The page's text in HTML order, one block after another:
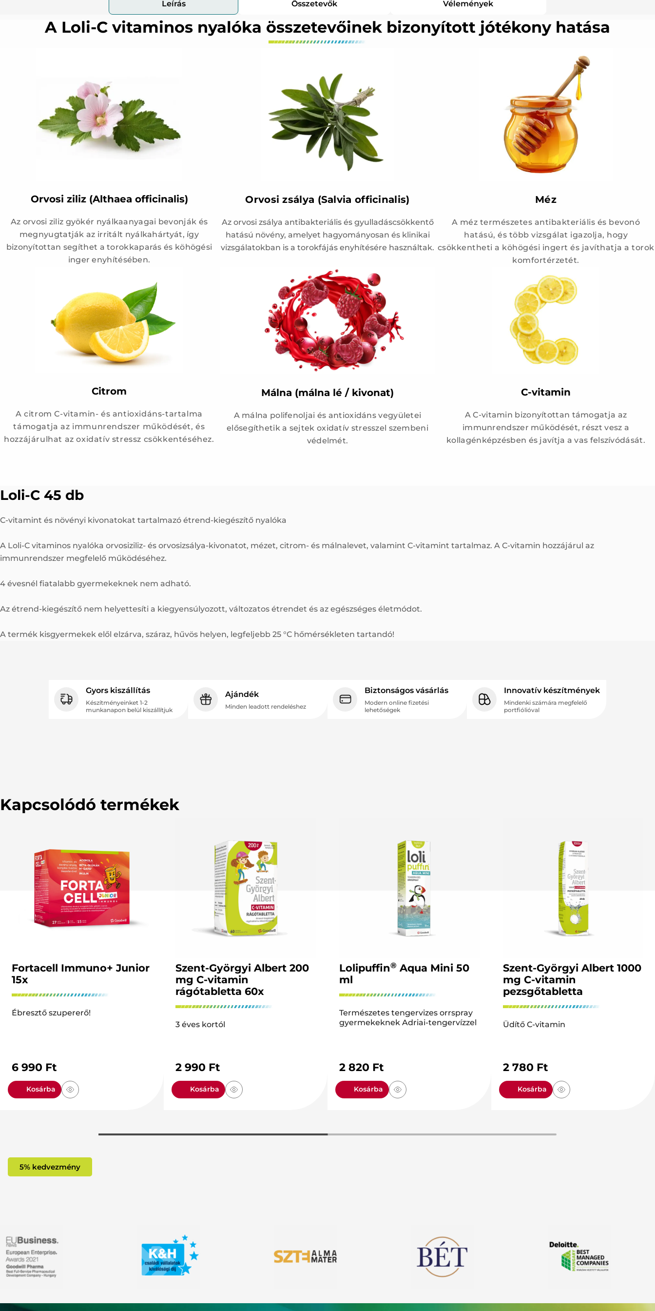
Leírás Összetevők Vélemények
A Loli-C vitaminos nyalóka összetevőinek bizonyított jótékony hatása
Orvosi ziliz (Althaea officinalis)
Az orvosi ziliz gyökér nyálkaanyagai bevonják és
megnyugtatják az irritált nyálkahártyát, így
bizonyítottan segíthet a torokkaparás és köhögési
inger enyhítésében.
Orvosi zsálya (Salvia officinalis)
Az orvosi zsálya antibakteriális és gyulladáscsökkentő
hatású növény, amelyet hagyományosan és klinikai
vizsgálatokban is a torokfájás enyhítésére használtak.
Méz
A méz természetes antibakteriális és bevonó
hatású, és több vizsgálat igazolja, hogy
csökkentheti a köhögési ingert és javíthatja a torok
komfortérzetét.
Citrom
A citrom C-vitamin- és antioxidáns-tartalma
támogatja az immunrendszer működését, és
hozzájárulhat az oxidatív stressz csökkentéséhez.
Málna (málna lé / kivonat)
A málna polifenoljai és antioxidáns vegyületei
elősegíthetik a sejtek oxidatív stresszel szembeni
védelmét.
C-vitamin
A C-vitamin bizonyítottan támogatja az
immunrendszer működését, részt vesz a
kollagénképzésben és javítja a vas felszívódását.
Loli-C 45 db
C-vitamint és növényi kivonatokat tartalmazó étrend-kiegészítő nyalóka
A Loli-C vitaminos nyalóka orvosiziliz- és orvosizsálya-kivonatot, mézet, citrom- és málnalevet, valamint C-vitamint tartalmaz. A C-vitamin hozzájárul az
immunrendszer megfelelő működéséhez.
4 évesnél fiatalabb gyermekeknek nem adható.
Az étrend-kiegészítő nem helyettesíti a kiegyensúlyozott, változatos étrendet és az egészséges életmódot.
A termék kisgyermekek elől elzárva, száraz, hűvös helyen, legfeljebb 25 °C hőmérsékleten tartandó!
Gyors kiszállítás
Készítményeinket 1-2
munkanapon belül kiszállítjuk
Ajándék
Minden leadott rendeléshez
Biztonságos vásárlás
Modern online fizetési
lehetőségek
Innovatív készítmények
Mindenki számára megfelelő
portfiólióval
Kapcsolódó termékek
Fortacell Immuno+ Junior
15x
Ébresztő szupererő!
6 990 Ft
Kosárba
Szent-Györgyi Albert 200
mg C-vitamin
rágótabletta 60x
3 éves kortól
2 990 Ft
Kosárba
Lolipuffin® Aqua Mini 50
ml
Természetes tengervizes orrspray
gyermekeknek Adriai-tengervízzel
2 820 Ft
Kosárba
Szent-Györgyi Albert 1000
mg C-vitamin
pezsgőtabletta
Üdítő C-vitamin
2 780 Ft
Kosárba
5% kedvezmény